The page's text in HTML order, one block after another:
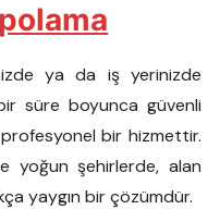
ya da iş yerinizde
bir süre boyunca güvenli
profesyonel bir hizmettir.
yoğun şehirlerde, alan
yaygın bir çözümdür.